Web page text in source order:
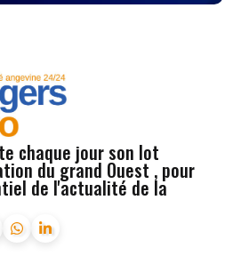
chaque jour son lot
du grand Ouest , pour
de l'actualité de la